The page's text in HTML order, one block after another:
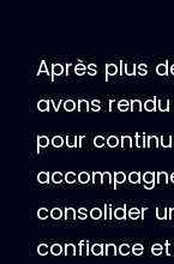
Après plus
avons
pour
consolider
confiance